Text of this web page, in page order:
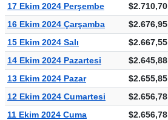
17 Ekim 2024 Perşembe $2.710,70
16 Ekim 2024 Çarşamba
$2.676,95
15 Ekim 2024 Salı
$2.667,55
14 Ekim 2024 Pazartesi
$2.645,88
13 Ekim 2024 Pazar
$2.655,85
12 Ekim 2024 Cumartesi
$2.656,78
11 Ekim 2024 Cuma
$2.656,78